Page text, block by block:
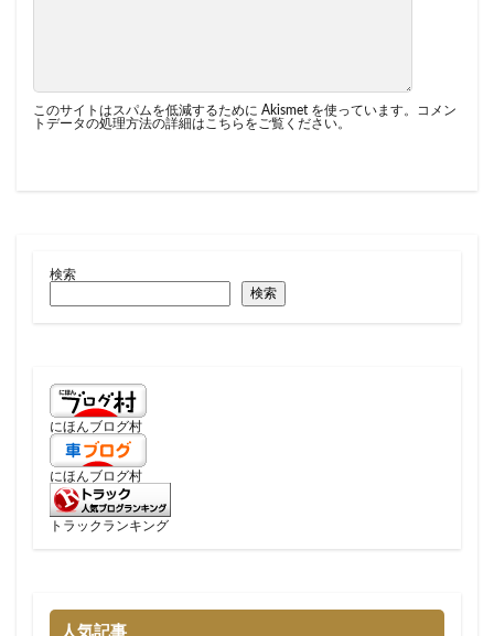
このサイトはスパムを低減するために Akismet を使っています。
コメン
トデータの処理方法の詳細はこちらをご覧ください。
検索
検索
にほんブログ村
にほんブログ村
トラックランキング
人気記事